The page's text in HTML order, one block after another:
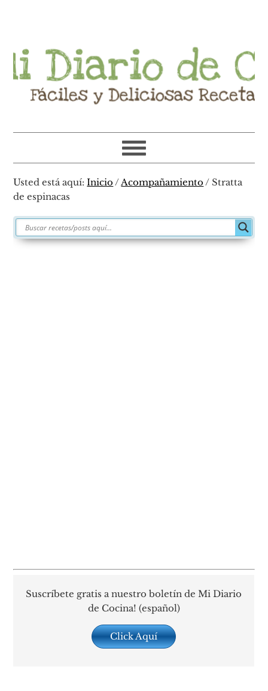
principal
principal
barra
lateral
primaria
de
página
Usted está aquí:Inicio /Acompañamiento / Stratta
de espinacas
Suscríbete gratis a nuestro boletín de Mi Diario
de Cocina! (español)
Click Aquí